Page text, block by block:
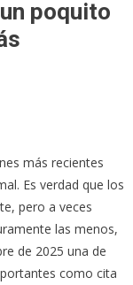
poquito
más recientes
Es verdad que los
pero a veces
las menos,
de 2025 una de
como cita